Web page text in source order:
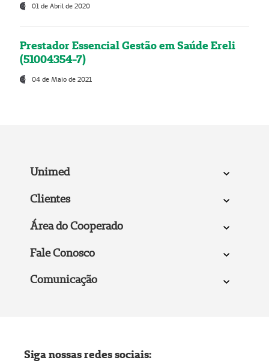
01 de Abril de 2020
Prestador Essencial Gestão em Saúde Ereli
(51004354-7)
04 de Maio de 2021
Unimed
Clientes
Área do Cooperado
Fale Conosco
Comunicação
Siga nossas redes sociais: